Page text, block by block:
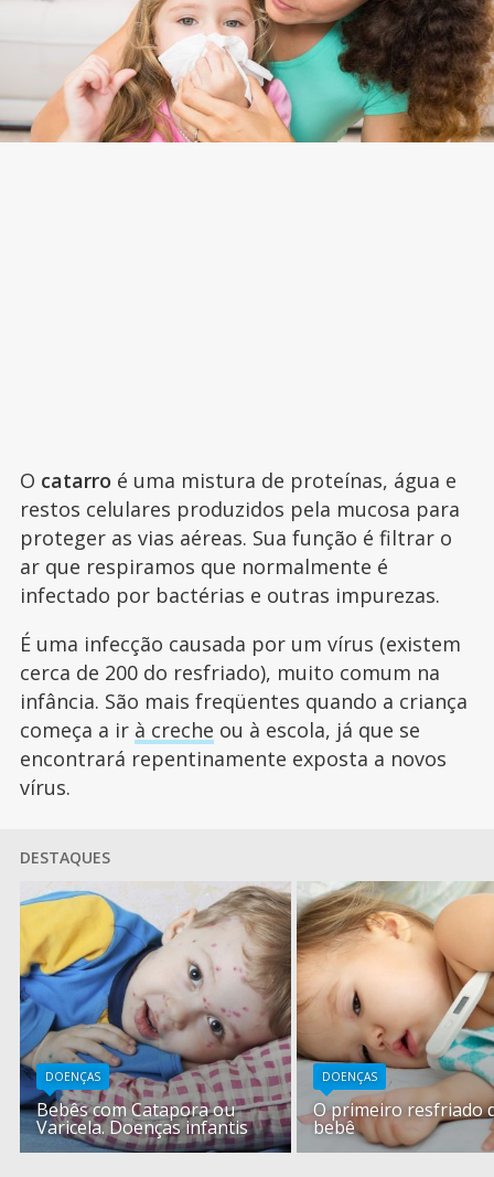
O catarro é uma mistura de proteínas, água e
restos celulares produzidos pela mucosa para
proteger as vias aéreas. Sua função é filtrar o
ar que respiramos que normalmente é
infectado por bactérias e outras impurezas.
É uma infecção causada por um vírus (existem
cerca de 200 do resfriado), muito comum na
infância. São mais freqüentes quando a criança
começa a ir à creche ou à escola, já que se
encontrará repentinamente exposta a novos
vírus.
DESTAQUES
DOENÇAS
Bebês com Catapora ou
Varicela. Doenças infantis
DOENÇAS
O primeiro resfriado
bebê